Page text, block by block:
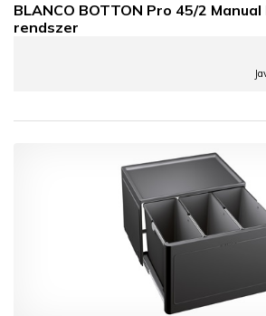
BLANCO BOTTON Pro 45/2
rendszer